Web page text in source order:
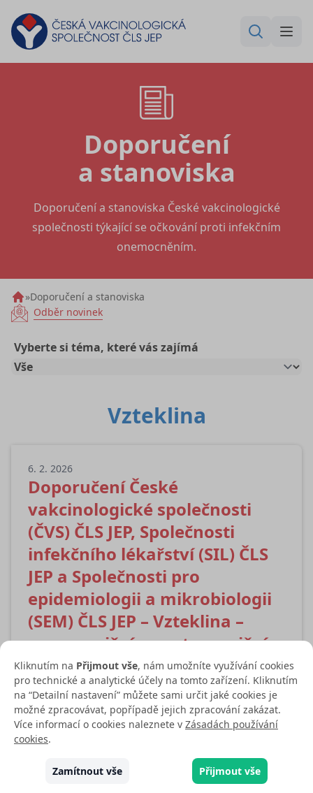
Doporučení
a stanoviska
Doporučení a stanoviska České vakcinologické
společnosti týkající se očkování proti infekčním
onemocněním.
»Doporučení a stanoviska
Odběr novinek
Vyberte si téma, které vás zajímá
Vzteklina
6. 2. 2026
Doporučení České
vakcinologické společnosti
(ČVS) ČLS JEP, Společnosti
infekčního lékařství (SIL) ČLS
JEP a Společnosti pro
epidemiologii a mikrobiologii
(SEM) ČLS JEP – Vzteklina –
preexpoziční a postexpoziční
profylaxe
Vzteklina (lyssa, rabies) je virové onemocnění
přenášené ze zvířat na člověka charakterizované
téměř stoprocentní smrtností. K přenosu
onemocnění dochází přímým kontaktem
s nemocným nebo uhynulým zvířetem
‑ nejčastěji pokousáním, poškrábáním
Kliknutím na Přijmout vše, nám umožníte využívání cookies
pro technické a analytické účely na tomto zařízení. Kliknutím
na “Detailní nastavení” můžete sami určit jaké cookies je
možné zpracovávat, popřípadě jejich zpracování zakázat.
Více informací o cookies naleznete v Zásadách používání
cookies.
Zamítnout vše Přijmout vše